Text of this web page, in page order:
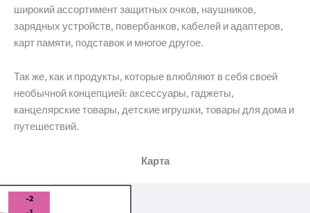
широкий ассортимент защитных очков, наушников,
зарядных устройств, повербанков, кабелей и адаптеров,
карт памяти, подставок и многое другое.
Так же, как и продукты, которые влюбляют в себя своей
необычной концепцией: аксессуары, гаджеты,
канцелярские товары, детские игрушки, товары для дома и
путешествий.
Карта
-2